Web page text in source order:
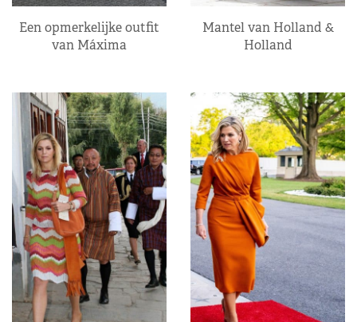
Een opmerkelijke outfit
van Máxima
Mantel van Holland &
Holland